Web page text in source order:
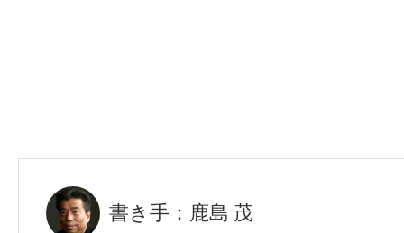
書き手：鹿島 茂